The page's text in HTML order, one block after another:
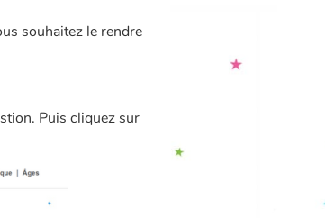
souhaitez le rendre
Puis cliquez sur